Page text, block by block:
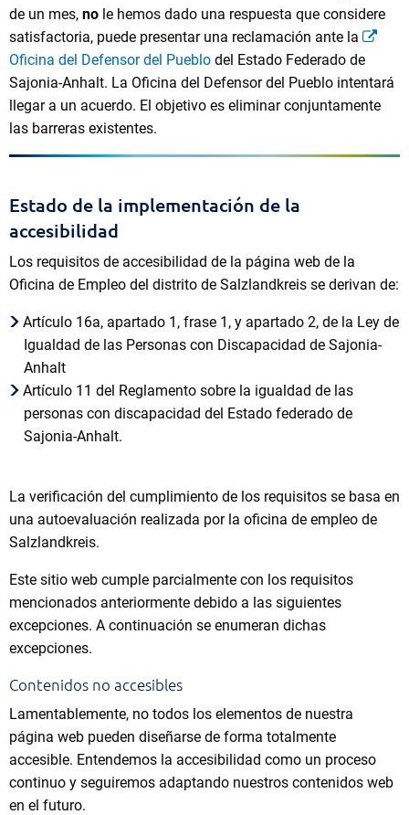
de un mes, no le hemos dado una respuesta que considere
satisfactoria, puede presentar una reclamación ante la
Oficina del Defensor del Pueblo del Estado Federado de
Sajonia-Anhalt. La Oficina del Defensor del Pueblo intentará
llegar a un acuerdo. El objetivo es eliminar conjuntamente
las barreras existentes.
Estado de la implementación de la
accesibilidad
Los requisitos de accesibilidad de la página web de la
Oficina de Empleo del distrito de Salzlandkreis se derivan de:
Artículo 16a, apartado 1, frase 1, y apartado 2, de la Ley de
Igualdad de las Personas con Discapacidad de Sajonia-
Anhalt
Artículo 11 del Reglamento sobre la igualdad de las
personas con discapacidad del Estado federado de
Sajonia-Anhalt.
La verificación del cumplimiento de los requisitos se basa en
una autoevaluación realizada por la oficina de empleo de
Salzlandkreis.
Este sitio web cumple parcialmente con los requisitos
mencionados anteriormente debido a las siguientes
excepciones. A continuación se enumeran dichas
excepciones.
Contenidos no accesibles
Lamentablemente, no todos los elementos de nuestra
página web pueden diseñarse de forma totalmente
accesible. Entendemos la accesibilidad como un proceso
continuo y seguiremos adaptando nuestros contenidos web
en el futuro.